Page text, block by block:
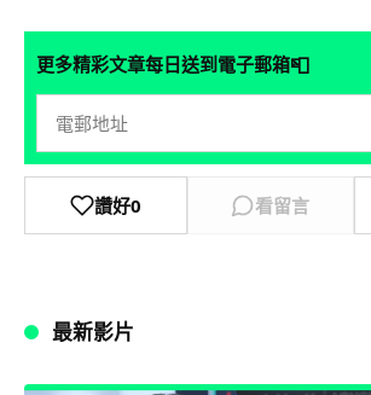
更多精彩文章每日送到電子郵箱📮
讚好0 看留言
最新影片